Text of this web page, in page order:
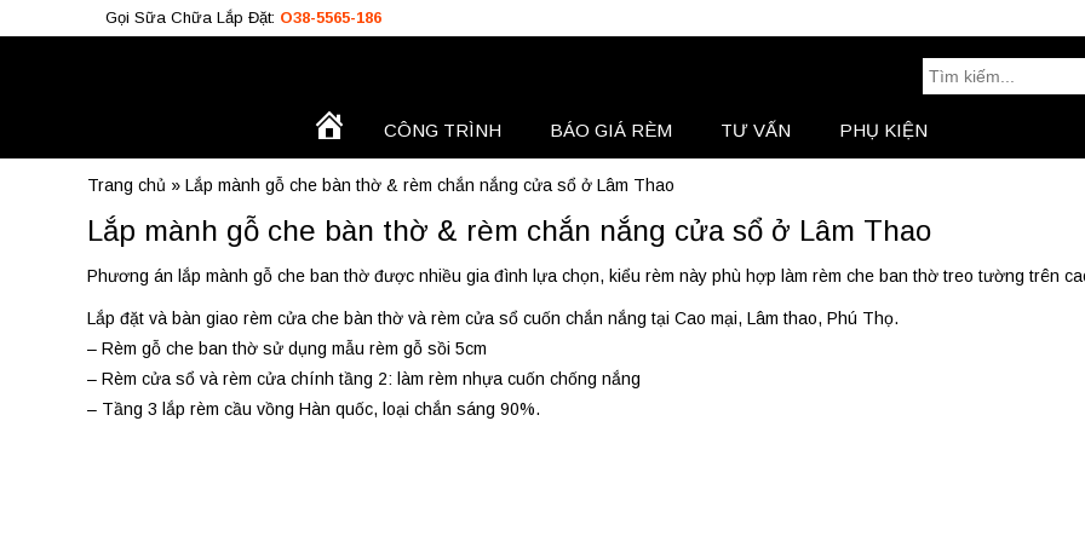
Gọi Sữa Chữa Lắp Đặt: O38-5565-186
Tìm
TRANG
CHỦ
CÔNG TRÌNH BÁO GIÁ RÈM TƯ VẤN PHỤ KIỆN
O38.5565.186
O933.OO6.OO9
Trang chủ » Lắp mành gỗ che bàn thờ & rèm chắn nắng cửa sổ ở Lâm Thao
Lắp mành gỗ che bàn thờ & rèm chắn nắng cửa sổ ở Lâm Thao
Phương án lắp mành gỗ che ban thờ được nhiều gia đình lựa chọn, kiểu rèm này phù hợp làm rèm che ban thờ treo tường trên
Lắp đặt và bàn giao rèm cửa che bàn thờ và rèm cửa sổ cuốn chắn nắng tại Cao mại, Lâm thao, Phú Thọ.
– Rèm gỗ che ban thờ sử dụng mẫu rèm gỗ sồi 5cm
– Rèm cửa sổ và rèm cửa chính tầng 2: làm rèm nhựa cuốn chống nắng
– Tầng 3 lắp rèm cầu vồng Hàn quốc, loại chắn sáng 90%.